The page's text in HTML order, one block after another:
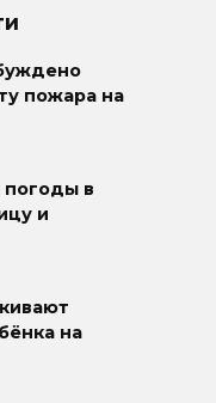
пожара на
погоды в
и
на